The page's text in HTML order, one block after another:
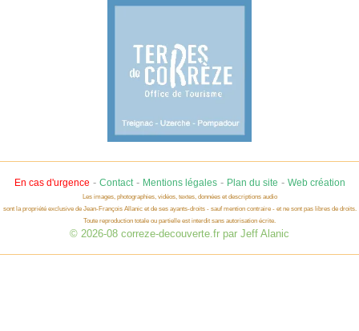
En cas d'urgence - Contact- Mentions légales- Plan du site - Web création
Les images, photographies, vidéos, textes, données et descriptions audio
sont la propriété exclusive de Jean-François Allanic et de ses ayants-droits - sauf mention contraire - et ne sont pas libres de droits.
Toute reproduction totale ou partielle est interdit sans autorisation écrite.
© 2026-08 correze-decouverte.fr par Jeff Alanic